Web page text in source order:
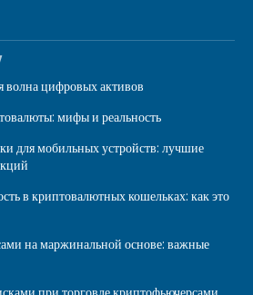
волна цифровых активов
мифы и реальность
для мобильных устройств: лучшие
в криптовалютных кошельках: как это
на маржинальной основе: важные